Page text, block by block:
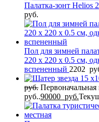
Палатка-зонт Helios
руб.
Пол для зимней
220 х 220 х 0.5 см,
вспененный 2202
руб. Первоначальная
руб..90000 руб.